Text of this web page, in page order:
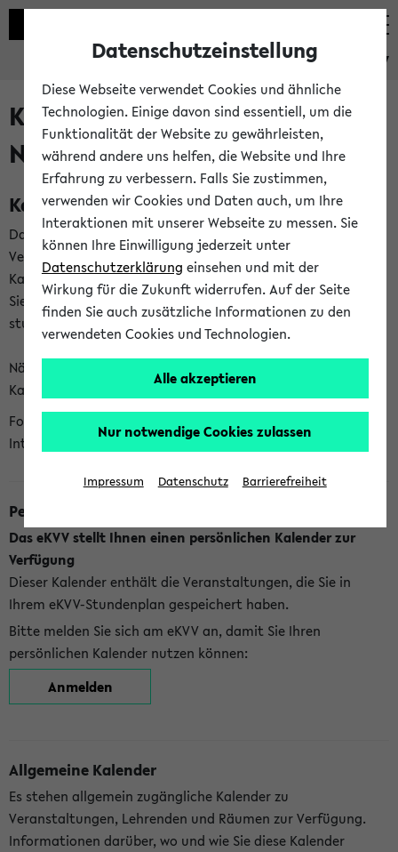
eKVV
Kalenderintegration und
Newsfeeds
Kalenderintegration
Das eKVV bietet Ihnen die Möglichkeit,
Veranstaltungstermine in eine Vielzahl von
Kalenderanwendungen einzubinden. Auf diese Weise können
Sie einen gemeinsamen Überblick über Ihre privaten und
studienbezogenen Termine erhalten.
Näheres zu Vorteilen und Funktionsweise der
Kalenderintegration können Sie auf unserer
Folgende Kalender bietet Ihnen das eKVV derzeit zur
Integration an:
Persönlicher Kalender
Das eKVV stellt Ihnen einen persönlichen Kalender zur
Verfügung
Dieser Kalender enthält die Veranstaltungen, die Sie in
Ihrem eKVV-Stundenplan gespeichert haben.
Bitte melden Sie sich am eKVV an, damit Sie Ihren
persönlichen Kalender nutzen können:
Anmelden
Allgemeine Kalender
Es stehen allgemein zugängliche Kalender zu
Veranstaltungen, Lehrenden und Räumen zur Verfügung.
Informationen darüber, wo und wie Sie diese Kalender
Datenschutzeinstellung
Diese Webseite verwendet Cookies und ähnliche
Technologien. Einige davon sind essentiell, um die
Funktionalität der Website zu gewährleisten,
während andere uns helfen, die Website und Ihre
Erfahrung zu verbessern. Falls Sie zustimmen,
verwenden wir Cookies und Daten auch, um Ihre
Interaktionen mit unserer Webseite zu messen. Sie
können Ihre Einwilligung jederzeit unter
Datenschutzerklärung einsehen und mit der
Wirkung für die Zukunft widerrufen. Auf der Seite
finden Sie auch zusätzliche Informationen zu den
verwendeten Cookies und Technologien.
Alle akzeptieren
Nur notwendige Cookies zulassen
Impressum Datenschutz Barrierefreiheit